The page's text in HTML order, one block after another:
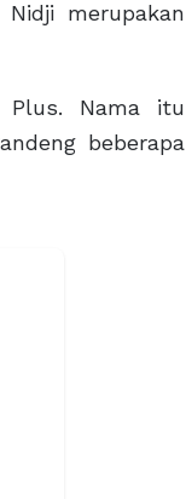
merupakan
Plus. Nama itu
beberapa